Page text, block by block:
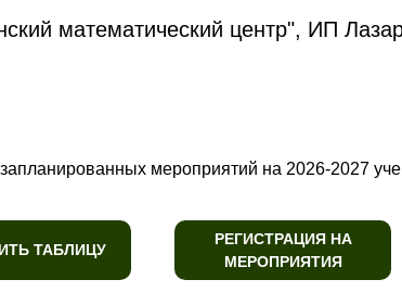
математический центр", ИП
мероприятий на 2026-2027
ТАБЛИЦУ
РЕГИСТРАЦИЯ НА
МЕРОПРИЯТИЯ